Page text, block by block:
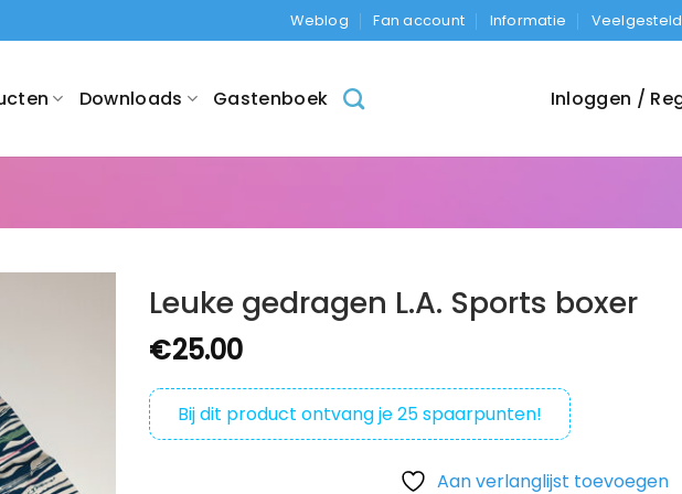
Weblog Fan account Informatie
Downloads Gastenboek Inloggen /
Leuke gedragen L.A. Sports boxer
€25.00
Bij dit product ontvang je25spaarpunten!
Aan verlanglijst toevoegen